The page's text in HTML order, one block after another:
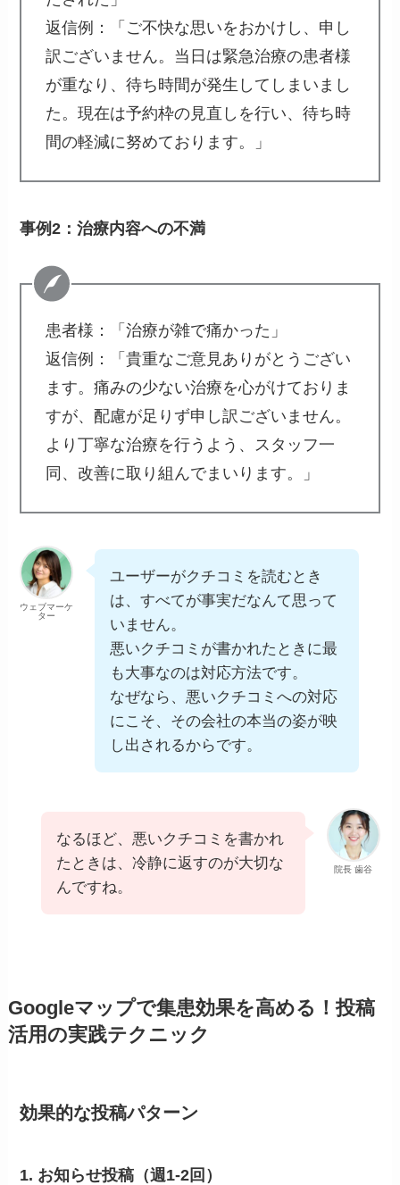
返信例：「ご不快な思いをおかけし、申し
訳ございません。当日は緊急治療の患者様
が重なり、待ち時間が発生してしまいまし
た。現在は予約枠の見直しを行い、待ち時
間の軽減に努めております。」
事例2：治療内容への不満
患者様：「治療が雑で痛かった」
返信例：「貴重なご意見ありがとうござい
ます。痛みの少ない治療を心がけておりま
すが、配慮が足りず申し訳ございません。
より丁寧な治療を行うよう、スタッフ一
同、改善に取り組んでまいります。」
ウェブマーケ
ター
ユーザーがクチコミを読むとき
は、すべてが事実だなんて思って
いません。
悪いクチコミが書かれたときに最
も大事なのは対応方法です。
なぜなら、悪いクチコミへの対応
にこそ、その会社の本当の姿が映
し出されるからです。
院長 歯谷
なるほど、悪いクチコミを書かれ
たときは、冷静に返すのが大切な
んですね。
Googleマップで集患効果を高める！投稿
活用の実践テクニック
効果的な投稿パターン
1. お知らせ投稿（週1-2回）